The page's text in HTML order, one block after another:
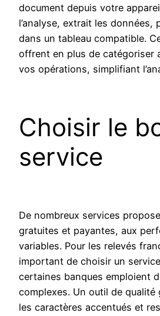
document depuis votre
l’analyse, extrait les données,
dans un tableau compatible.
offrent en plus de catégoriser
vos opérations, simplifiant
Choisir le
service
De nombreux services
gratuites et payantes, aux
variables. Pour les relevés
important de choisir un
certaines banques emploient
complexes. Un outil de qualité
les caractères accentués et